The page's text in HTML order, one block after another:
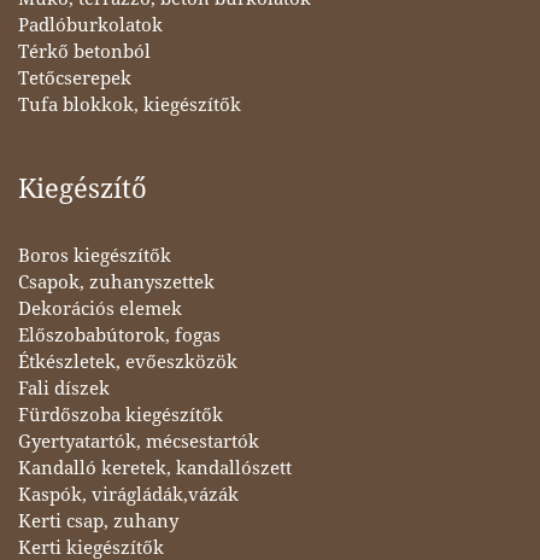
Padlóburkolatok
Térkő betonból
Tetőcserepek
Tufa blokkok, kiegészítők
Kiegészítő
Boros kiegészítők
Csapok, zuhanyszettek
Dekorációs elemek
Előszobabútorok, fogas
Étkészletek, evőeszközök
Fali díszek
Fürdőszoba kiegészítők
Gyertyatartók, mécsestartók
Kandalló keretek, kandallószett
Kaspók, virágládák,vázák
Kerti csap, zuhany
Kerti kiegészítők